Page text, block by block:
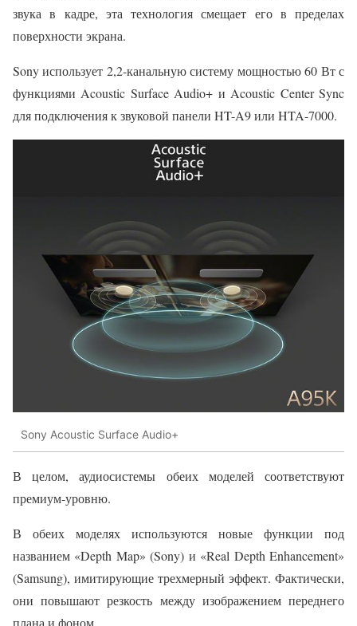
звука в кадре, эта технология смещает его в пределах
поверхности экрана.
Sony использует 2,2-канальную систему мощностью 60 Вт с
функциями Acoustic Surface Audio+ и Acoustic Center Sync
для подключения к звуковой панели HT-A9 или HTA-7000.
Sony Acoustic Surface Audio+
В целом, аудиосистемы обеих моделей соответствуют
премиум-уровню.
В обеих моделях используются новые функции под
названием «Depth Map» (Sony) и «Real Depth Enhancement»
(Samsung), имитирующие трехмерный эффект. Фактически,
они повышают резкость между изображением переднего
плана и фоном.